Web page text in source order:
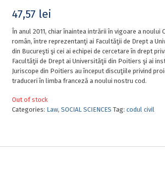
47,57 lei
În anul 2011, chiar înaintea intrării în vigoare a noului
român, între reprezentanţi ai Facultăţii de Drept a
din Bucureşti şi cei ai echipei de cercetare în drept
Facultăţii de Drept ai Universităţii din Poitiers şi ai
Juriscope din Poitiers au început discuţiile privind
traduceri în limba franceză a noului nostru cod.
Out of stock
Categories: Law, SOCIAL SCIENCES Tag: codul civil